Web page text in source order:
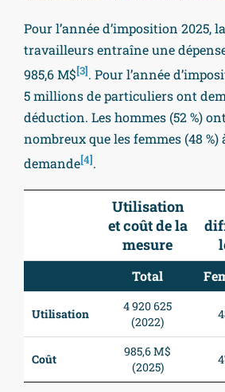
Pour l’année d’imposition 2025,
travailleurs entraîne une
985,6 M$[3]. Pour l’année
5 millions de particuliers ont
déduction. Les hommes (52 %)
nombreux que les femmes (48 %)
demande[4].
Utilisation
et coût de la
mesure
Total
Utilisation
4 920 625
(2022)
Coût
985,6 M$
(2025)